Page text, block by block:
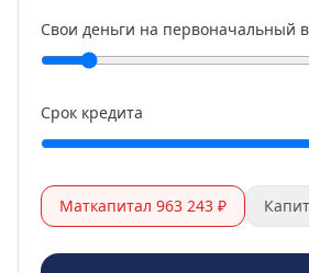
Свои деньги на первоначальный
Срок кредита
Маткапитал 963 243 ₽